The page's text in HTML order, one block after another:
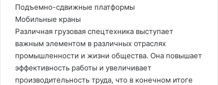
Подъемно-сдвижные платформы
Мобильные краны
Различная грузовая спецтехника выступает
важным элементом в различных отраслях
промышленности и жизни общества. Она повышает
эффективность работы и увеличивает
производительность труда, что в конечном итоге